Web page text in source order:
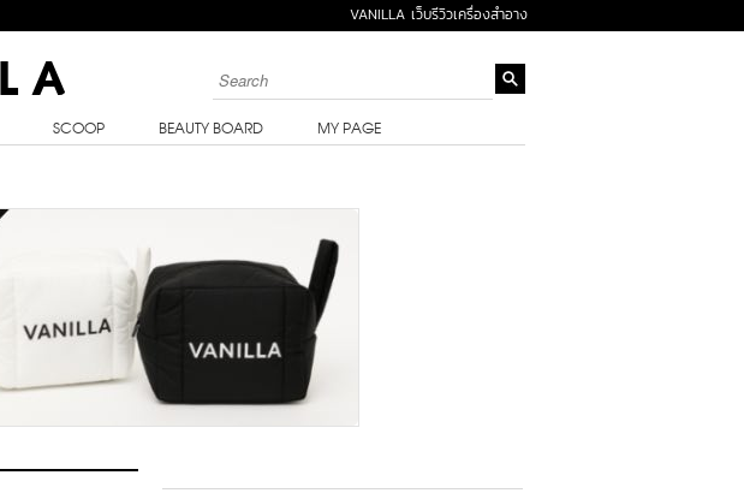
VANILLA เว็บรีวิวเครื่องสำอาง
SCOOP BEAUTY BOARD MY PAGE